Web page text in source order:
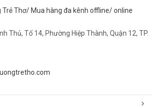
Thơ/ Mua hàng đa kênh offline/ online
Thủ, Tổ 14, Phường Hiệp Thành, Quận 12, TP.